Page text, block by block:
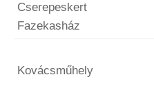
Cserepeskert
Fazekasház
Kovácsműhely